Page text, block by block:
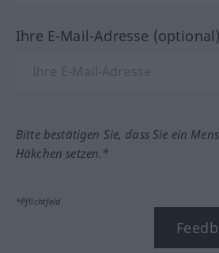
Ihre E-Mail-Adresse (optional)
Bitte bestätigen Sie, dass Sie ein
Häkchen setzen.*
*Pflichtfeld